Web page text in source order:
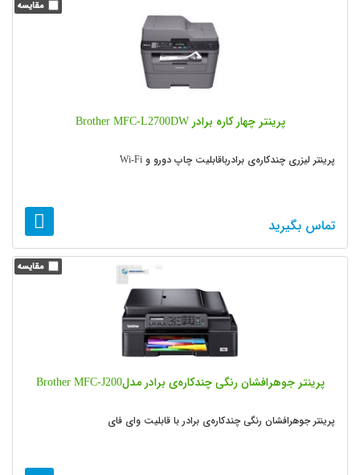
پرینتر چهار کاره برادر Brother MFC-L2700DW
پرینتر لیزری چندکاره‌ی برادرباقابلیت چاپ دورو و Wi-Fi
تماس بگیرید
پرینتر جوهرافشان رنگی چندکاره‌ی برادر مدلBrother MFC-J200
پرینتر جوهرافشان رنگی چندکاره‌ی برادر با قابلیت وای فای